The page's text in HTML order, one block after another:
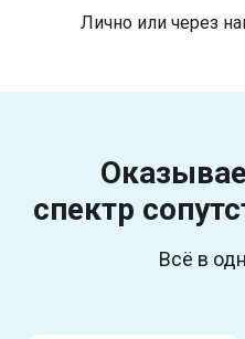
Лично или через
спектр
Всё в